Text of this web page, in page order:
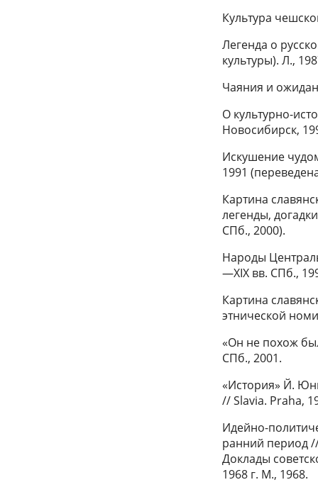
Культура
Легенда о
культуры). Л.,
Чаяния и
О культурно-
Новосибирск,
Искушение
1991
Картина
легенды,
СПб., 2000).
Народы
—XIX вв. СПб.,
Картина
этнической
«Он не похож
СПб., 2001.
«История» Й.
// Slavia. Praha,
Идейно-
ранний период
Доклады
1968 г. М., 1968.